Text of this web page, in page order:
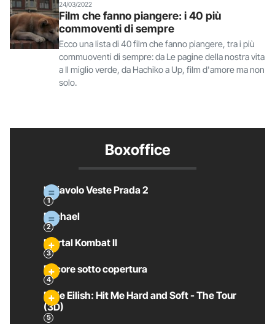
24/03/2022
Film che fanno piangere: i 40 più
commoventi di sempre
Ecco una lista di 40 film che fanno piangere, tra i più
commuoventi di sempre: da Le pagine della nostra vita
a Il miglio verde, da Hachiko a Up, film d'amore ma non
solo.
Boxoffice
Il Diavolo Veste Prada 2
Michael
Mortal Kombat II
Pecore sotto copertura
Billie Eilish: Hit Me Hard and Soft - The Tour
(3D)